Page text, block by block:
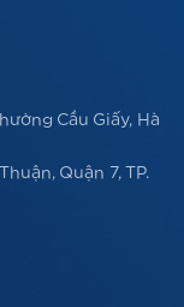
Cầu Giấy, Hà
Quận 7, TP.